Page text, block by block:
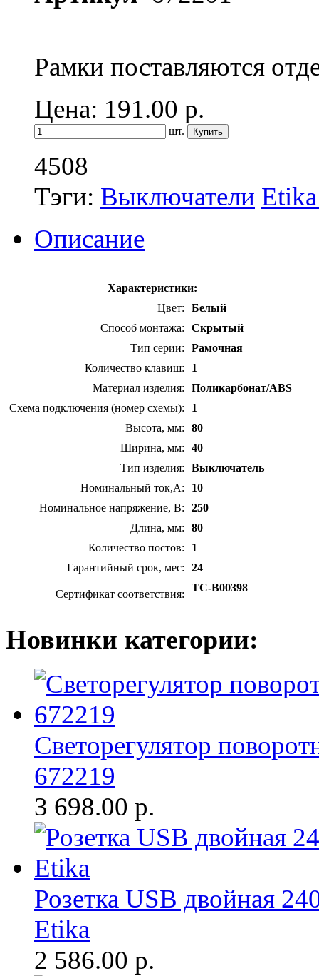
Рамки поставляются
Цена: 191.00 р.
шт.
4508
Тэги: Выключатели
Описание
Характеристики:
Цвет:
Белый
Способ монтажа:
Скрытый
Тип серии:
Рамочная
Количество клавиш:
1
Материал изделия:
Поликарбонат/ABS
Схема подключения (номер схемы):
1
Высота, мм:
80
Ширина, мм:
40
Тип изделия:
Выключатель
Номинальный ток,А:
10
Номинальное напряжение, В:
250
Длина, мм:
80
Количество постов:
1
Гарантийный срок, мес:
24
Сертификат соответствия:
TC-B00398
Новинки категории:
Светорегулятор
672219
3 698.00 р.
Розетка USB двойная
Etika
2 586.00 р.